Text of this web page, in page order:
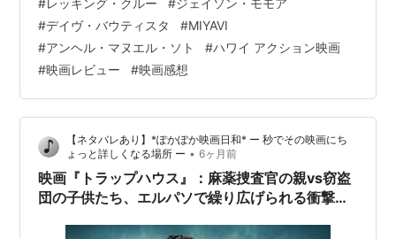
たアンヘル・マヌエル・ソトを迎え、肉体派俳優たちの
パワーが激突する破壊力抜群のエンターテインメント作
品に仕上がっています。
#デイヴ・バウティスタ #MIYAVI
#アンヘル・マヌエル・ソト #ハワイ アクション映画
#映画レビュー #映画感想
【ネタバレあり】*ぽかぽか映画日和* ー 秒でその映画にち
ょっと詳しくなる場所 ー • 6ヶ月前
映画『トラップハウス』：麻薬捜査官の親vs窃盗
団の子供たち、エルパソで繰り広げられる衝撃の